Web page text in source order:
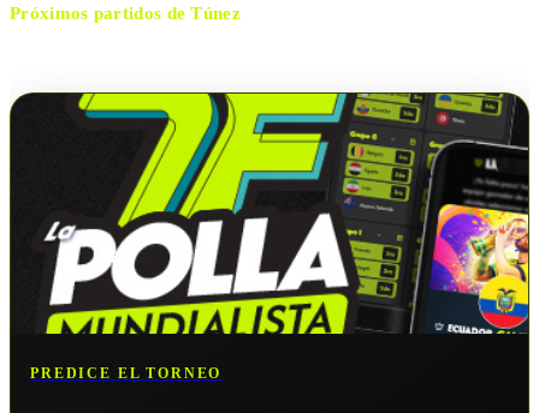
Próximos partidos deTúnez
PREDICE EL TORNEO